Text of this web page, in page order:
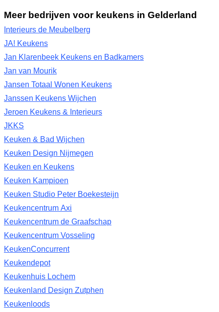
Meer bedrijven voor keukens in Gelderland
Interieurs de Meubelberg
JA! Keukens
Jan Klarenbeek Keukens en Badkamers
Jan van Mourik
Jansen Totaal Wonen Keukens
Janssen Keukens Wijchen
Jeroen Keukens & Interieurs
JKKS
Keuken & Bad Wijchen
Keuken Design Nijmegen
Keuken en Keukens
Keuken Kampioen
Keuken Studio Peter Boekesteijn
Keukencentrum Axi
Keukencentrum de Graafschap
Keukencentrum Vosseling
KeukenConcurrent
Keukendepot
Keukenhuis Lochem
Keukenland Design Zutphen
Keukenloods